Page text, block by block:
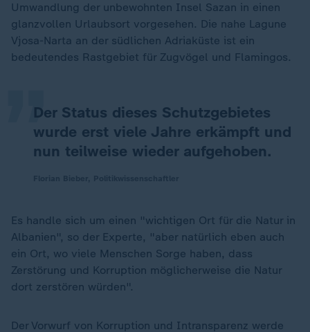
Umwandlung der unbewohnten Insel Sazan in einen
glanzvollen Urlaubsort vorgesehen. Die nahe Lagune
Vjosa-Narta an der südlichen Adriaküste ist ein
bedeutendes Rastgebiet für Zugvögel und Flamingos.
Der Status dieses Schutzgebietes
wurde erst viele Jahre erkämpft und
nun teilweise wieder aufgehoben.
„
Es handle sich um einen "wichtigen Ort für die Natur in
Albanien", so der Experte, "aber natürlich eben auch
ein Ort, wo viele Menschen Sorge haben, dass
Zerstörung und Korruption möglicherweise die Natur
dort zerstören würden".
Der Vorwurf von Korruption und Intransparenz werde